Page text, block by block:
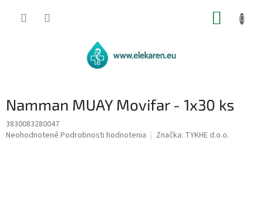
Namman MUAY Movifar - 1x30 ks
3830083280047
Priemerné
Neohodnotené Podrobnosti hodnotenia Značka: TYKHE d.o.o.